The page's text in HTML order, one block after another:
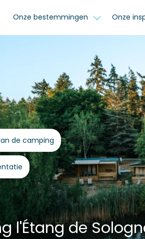
Onze bestemmingen Onze
de camping
l'Étang de